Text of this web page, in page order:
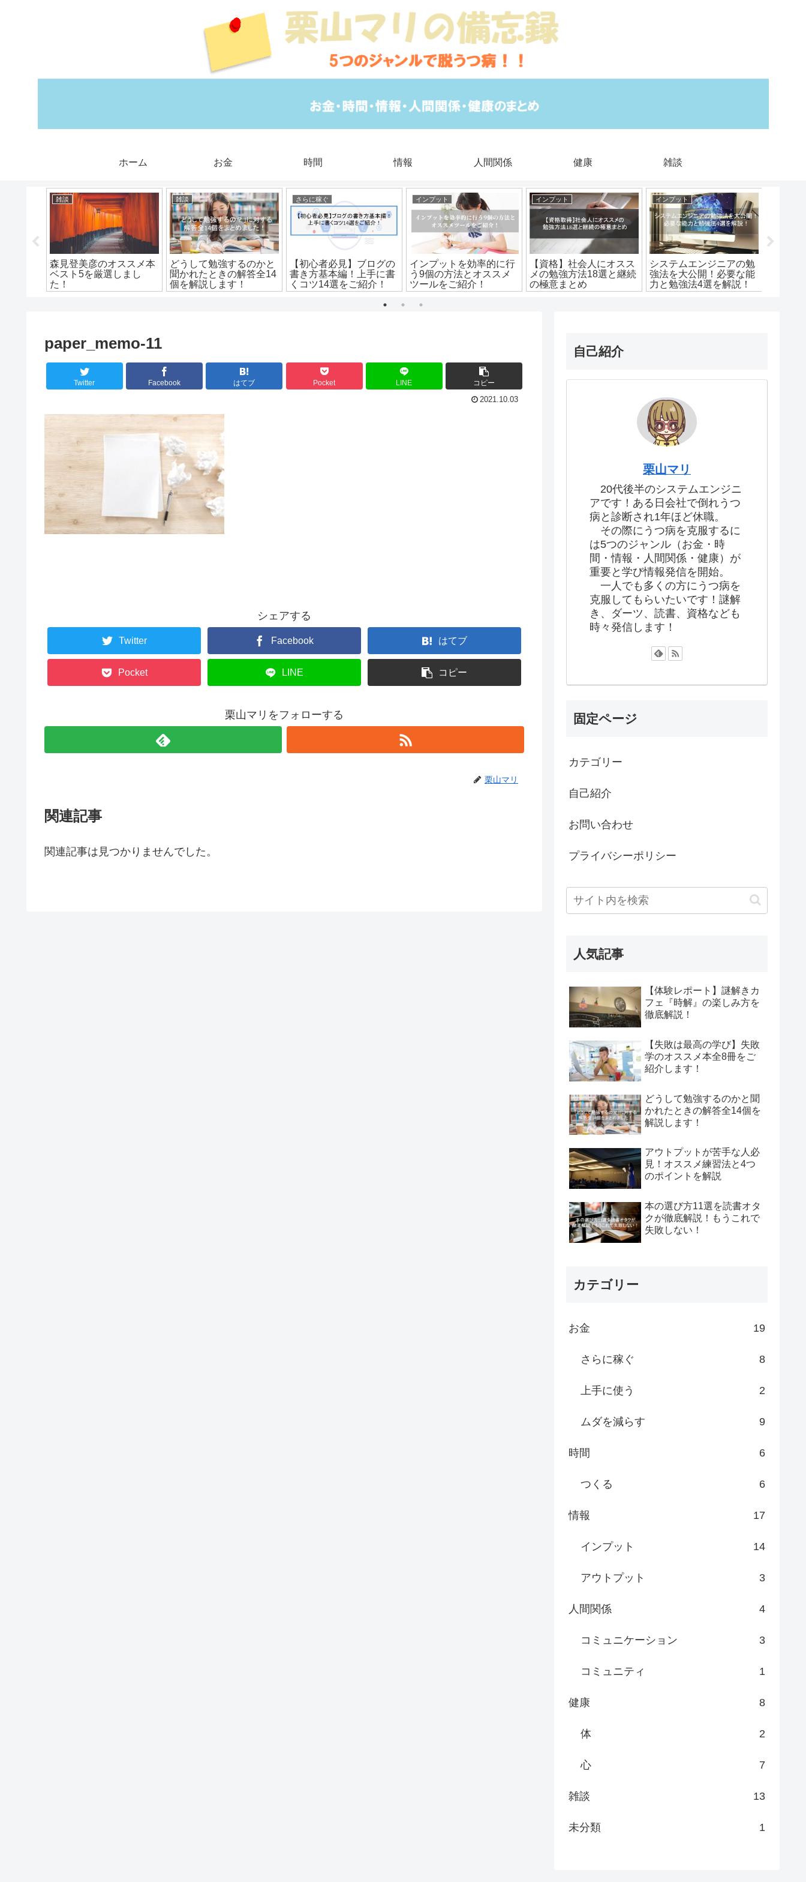
ホーム お金 時間 情報 人間関係 健康 雑談
雑談
森見登美彦のオススメ本
ベスト5を厳選しまし
た！
雑談
どうして勉強するのかと
聞かれたときの解答全14
個を解説します！
さらに稼ぐ
【初心者必見】ブログの
書き方基本編！上手に書
くコツ14選をご紹介！
インプット
インプットを効率的に行
う9個の方法とオススメ
ツールをご紹介！
インプット
【資格】社会人にオスス
メの勉強方法18選と継続
の極意まとめ
インプット
システムエンジニアの勉
強法を大公開！必要な能
力と勉強法4選を解説！
paper_memo-11
Twitter Facebook はてブ Pocket LINE コピー
2021.10.03
シェアする
Twitter Facebook はてブ
Pocket LINE コピー
栗山マリをフォローする
栗山マリ
関連記事
関連記事は見つかりませんでした。
自己紹介
栗山マリ
20代後半のシステムエンジニ
アです！ある日会社で倒れうつ
病と診断され1年ほど休職。
その際にうつ病を克服するに
は5つのジャンル（お金・時
間・情報・人間関係・健康）が
重要と学び情報発信を開始。
一人でも多くの方にうつ病を
克服してもらいたいです！謎解
き、ダーツ、読書、資格なども
時々発信します！
固定ページ
カテゴリー
自己紹介
お問い合わせ
プライバシーポリシー
人気記事
【体験レポート】謎解きカ
フェ『時解』の楽しみ方を
徹底解説！
【失敗は最高の学び】失敗
学のオススメ本全8冊をご
紹介します！
どうして勉強するのかと聞
かれたときの解答全14個を
解説します！
アウトプットが苦手な人必
見！オススメ練習法と4つ
のポイントを解説
本の選び方11選を読書オタ
クが徹底解説！もうこれで
失敗しない！
カテゴリー
お金 19
さらに稼ぐ 8
上手に使う 2
ムダを減らす 9
時間 6
つくる 6
情報 17
インプット 14
アウトプット 3
人間関係 4
コミュニケーション 3
コミュニティ 1
健康 8
体 2
心 7
雑談 13
未分類 1